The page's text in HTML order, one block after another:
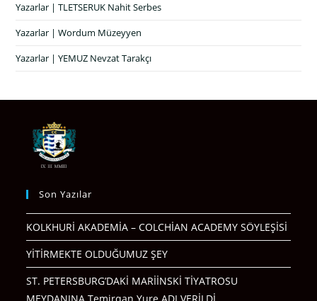
Yazarlar | TLETSERUK Nahit Serbes
Yazarlar | Wordum Müzeyyen
Yazarlar | YEMUZ Nevzat Tarakçı
Son Yazılar
KOLKHURİ AKADEMİA – COLCHİAN ACADEMY SÖYLEŞİSİ
YİTİRMEKTE OLDUĞUMUZ ŞEY
ST. PETERSBURG’DAKİ MARİİNSKİ TİYATROSU